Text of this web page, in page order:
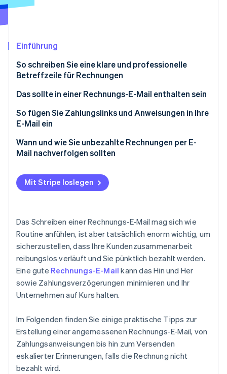
Climate
CO₂-Entnahme
Identity
Online-Identitätsprüfung
Erfahren Sie, wie Stripe Lösungen für
Jetzt ansehen
Einführung
So schreiben Sie eine klare und professionelle
Betreffzeile für Rechnungen
Das sollte in einer Rechnungs-E-Mail enthalten sein
Höfliche Begrüßung und Dankeschön
Rechnungsübersicht
Kontaktdaten
Ein freundlicher Abschluss
So fügen Sie Zahlungslinks und Anweisungen in Ihre
E-Mail ein
Kurzen Abschnitt mit Zahlungsanweisungen
einfügen
Zahlungslink hervorheben
Alternative Zahlungsmethoden anbieten (sofern
Zusätzliche Anweisungen hinzufügen
Wann und wie Sie unbezahlte Rechnungen per E-
Mail nachverfolgen sollten
Erstes Folge-E-Mail
Zweite Folge-E-Mail
Abschließende Folge-E-Mail
Mit Stripe loslegen
Das Schreiben einer Rechnungs-E-Mail mag sich wie
Routine anfühlen, ist aber tatsächlich enorm wichtig, um
sicherzustellen, dass Ihre Kundenzusammenarbeit
reibungslos verläuft und Sie pünktlich bezahlt werden.
Eine gute Rechnungs-E-Mail kann das Hin und Her
sowie Zahlungsverzögerungen minimieren und Ihr
Unternehmen auf Kurs halten.
Im Folgenden finden Sie einige praktische Tipps zur
Erstellung einer angemessenen Rechnungs-E-Mail, von
Zahlungsanweisungen bis hin zum Versenden
eskalierter Erinnerungen, falls die Rechnung nicht
bezahlt wird.